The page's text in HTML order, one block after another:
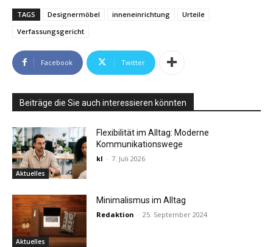
TAGS Designermöbel inneneinrichtung
Urteile
Verfassungsgericht
Facebook Twitter
Beiträge die Sie auch interessieren könnten
Aktuelles
Flexibilität im Alltag: Moderne
Kommunikationswege
kl - 7. Juli 2026
Aktuelles
Minimalismus im Alltag
Redaktion - 25. September 2024